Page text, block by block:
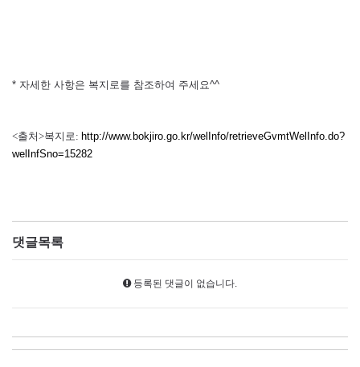
* 자세한 사항은 복지로를 참조하여 주세요^^
<출처>복지로: http://www.bokjiro.go.kr/welInfo/retrieveGvmtWelInfo.do?
welInfSno=15282
댓글목록
등록된 댓글이 없습니다.